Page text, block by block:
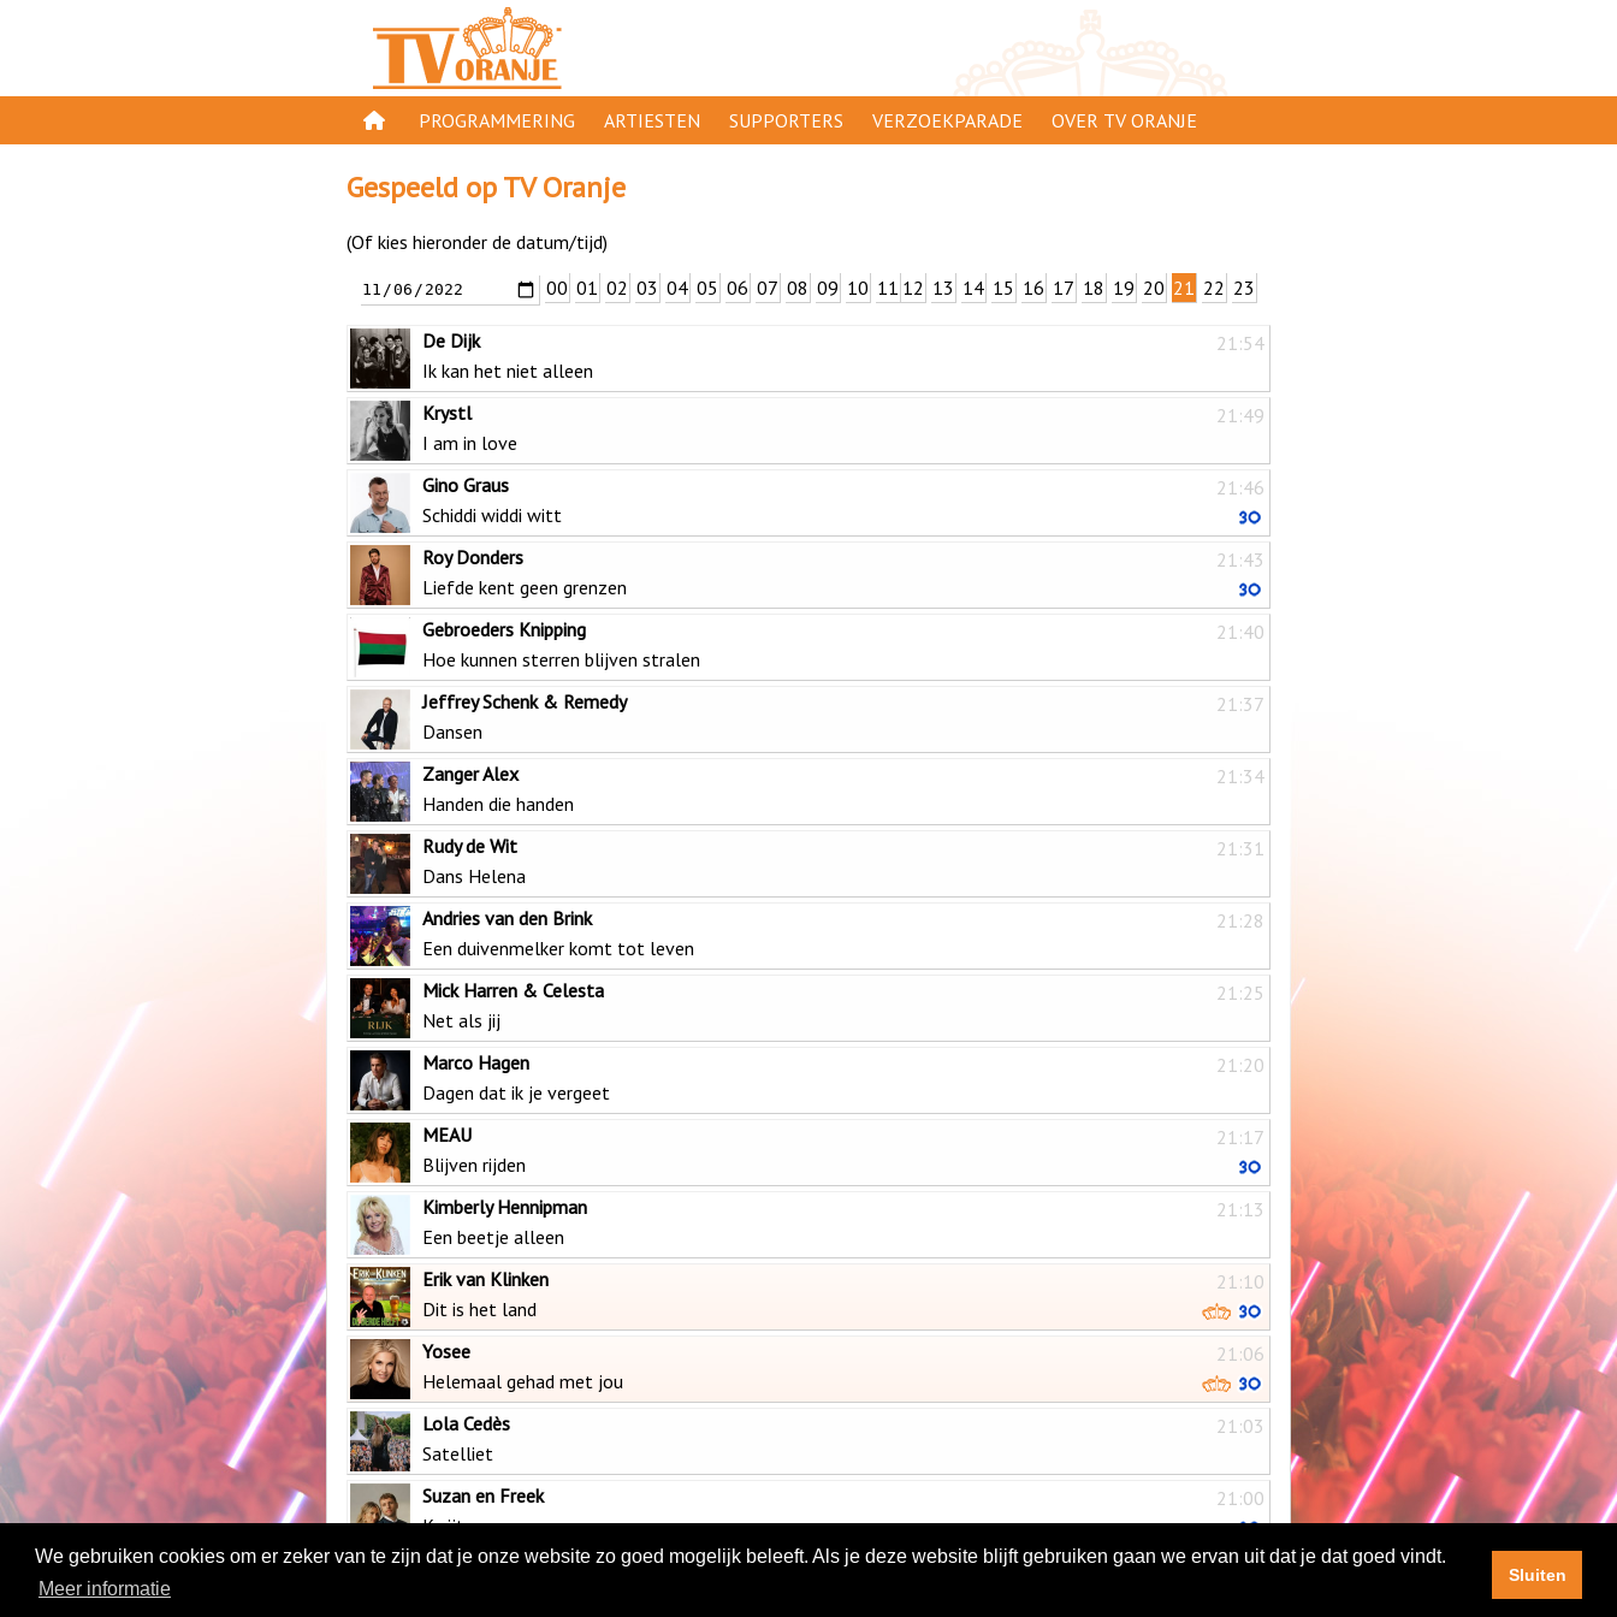
PROGRAMMERING
11 VAN ORANJE
ARTIESTEN SUPPORTERS VERZOEKPARADE OVER TV ORANJE
Gespeeld op TV Oranje
(Of kies hieronder de datum/tijd)
00 01 02 03 04 05 06 07 08 09 10 11 12 13 14 15 16 17 18 19 20 21 22 23
21:54
De Dijk
Ik kan het niet alleen
21:49
Krystl
I am in love
21:46
Gino Graus
Schiddi widdi witt
21:43
Roy Donders
Liefde kent geen grenzen
21:40
Gebroeders Knipping
Hoe kunnen sterren blijven stralen
21:37
Jeffrey Schenk & Remedy
Dansen
21:34
Zanger Alex
Handen die handen
21:31
Rudy de Wit
Dans Helena
21:28
Andries van den Brink
Een duivenmelker komt tot leven
21:25
Mick Harren & Celesta
Net als jij
21:20
Marco Hagen
Dagen dat ik je vergeet
21:17
MEAU
Blijven rijden
21:13
Kimberly Hennipman
Een beetje alleen
21:10
Erik van Klinken
Dit is het land
21:06
Yosee
Helemaal gehad met jou
21:03
Lola Cedès
Satelliet
21:00
Suzan en Freek
Kwijt
We gebruiken cookies om er zeker van te zijn dat je onze website zo goed mogelijk beleeft. Als je deze website blijft gebruiken gaan we ervan uit dat je dat goed vindt.
Meer informatie
Sluiten